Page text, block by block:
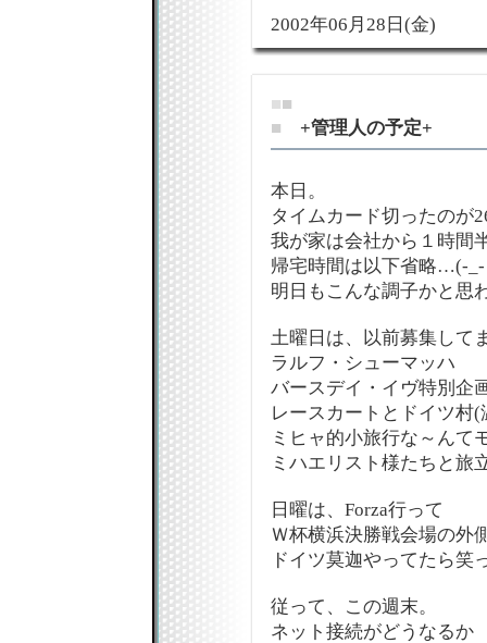
2002年06月28日(金)
■■
■
+管理人の予定+
本日。
タイムカード切ったのが
我が家は会社から１時間
帰宅時間は以下省略…(-
明日もこんな調子かと思
土曜日は、以前募集して
ラルフ・シューマッハ
バースデイ・イヴ特別企
レースカートとドイツ村(
ミヒャ的小旅行な～んて
ミハエリスト様たちと旅
日曜は、Forza行って
Ｗ杯横浜決勝戦会場の外
ドイツ莫迦やってたら笑
従って、この週末。
ネット接続がどうなるか